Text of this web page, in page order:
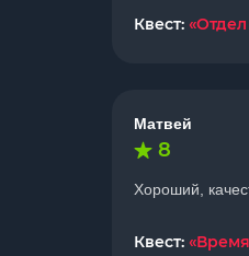
Квест:
Матвей
8
Хороший,
Квест: